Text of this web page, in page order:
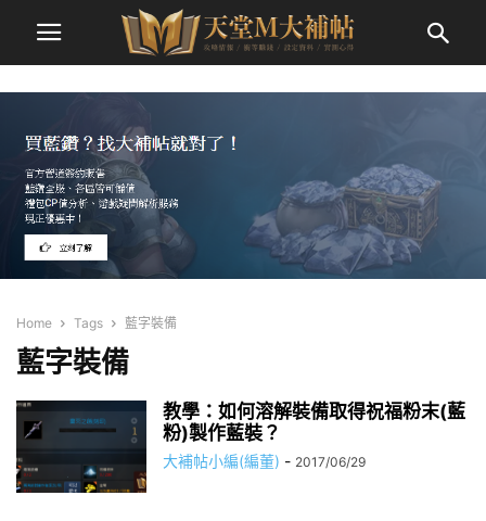
Home Tags 藍字裝備
藍字裝備
教學：如何溶解裝備取得祝福粉末(藍
粉)製作藍裝？
大補帖小編(編董) - 2017/06/29